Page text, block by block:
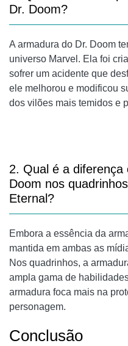
Dr. Doom?
A armadura do Dr. Doom
universo Marvel. Ela foi
sofrer um acidente que
ele melhorou e modificou
dos vilões mais temidos e
2. Qual é a diferença
Doom nos
Eternal?
Embora a essência da
mantida em ambas as
Nos quadrinhos, a
ampla gama de
armadura foca mais na
personagem.
Conclusão